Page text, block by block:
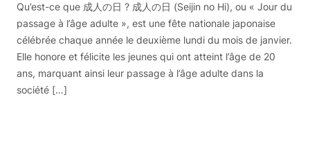
Qu’est-ce que 成人の日 ? 成人の日 (Seijin no Hi), ou « Jour du
passage à l’âge adulte », est une fête nationale japonaise
célébrée chaque année le deuxième lundi du mois de janvier.
Elle honore et félicite les jeunes qui ont atteint l’âge de 20
ans, marquant ainsi leur passage à l’âge adulte dans la
société […]